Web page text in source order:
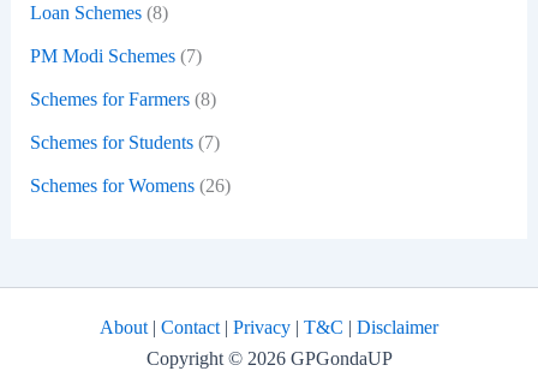
Loan Schemes(8)
PM Modi Schemes(7)
Schemes for Farmers(8)
Schemes for Students(7)
Schemes for Womens(26)
About | Contact | Privacy | T&C | Disclaimer
Copyright © 2026 GPGondaUP